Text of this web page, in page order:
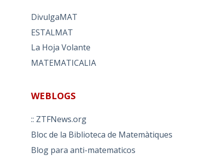
DivulgaMAT
ESTALMAT
La Hoja Volante
MATEMATICALIA
WEBLOGS
:: ZTFNews.org
Bloc de la Biblioteca de Matemàtiques
Blog para anti-matematicos